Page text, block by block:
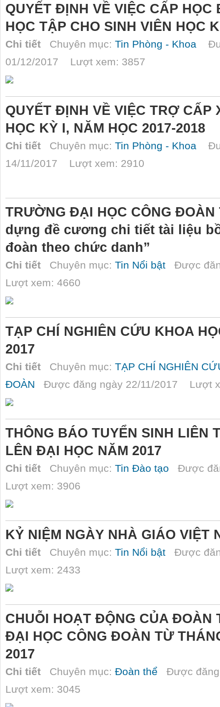
QUYẾT ĐỊNH VỀ VIỆC CẤP HỌC
HỌC TẬP CHO SINH VIÊN HỌC
Chi tiết Chuyên mục: Tin Phòng - Khoa
01/12/2017 Lượt xem: 3857
QUYẾT ĐỊNH VỀ VIỆC TRỢ CẤP
HỌC KỲ I, NĂM HỌC 2017-2018
Chi tiết Chuyên mục: Tin Phòng - Khoa
14/11/2017 Lượt xem: 2910
TRƯỜNG ĐẠI HỌC CÔNG ĐOÀN
dựng đề cương chi tiết tài liệu
đoàn theo chức danh”
Chi tiết Chuyên mục: Tin Nổi bật Được
Lượt xem: 4660
TẠP CHÍ NGHIÊN CỨU KHOA
2017
Chi tiết Chuyên mục: TẠP CHÍ NGHIÊN
ĐOÀN Được đăng ngày 22/11/2017 Lượt
THÔNG BÁO TUYỂN SINH LIÊN
LÊN ĐẠI HỌC NĂM 2017
Chi tiết Chuyên mục: Tin Đào tạo Được
Lượt xem: 3906
KỶ NIỆM NGÀY NHÀ GIÁO VIỆT
Chi tiết Chuyên mục: Tin Nổi bật Được
Lượt xem: 2433
CHUỖI HOẠT ĐỘNG CỦA ĐOÀN
ĐẠI HỌC CÔNG ĐOÀN TỪ
2017
Chi tiết Chuyên mục: Đoàn thể Được
Lượt xem: 3045